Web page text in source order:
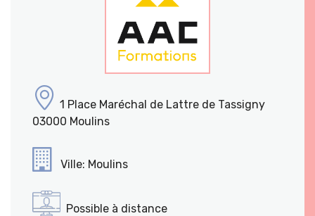
1 Place Maréchal de Lattre de Tassigny
03000 Moulins
Ville: Moulins
Possible à distance